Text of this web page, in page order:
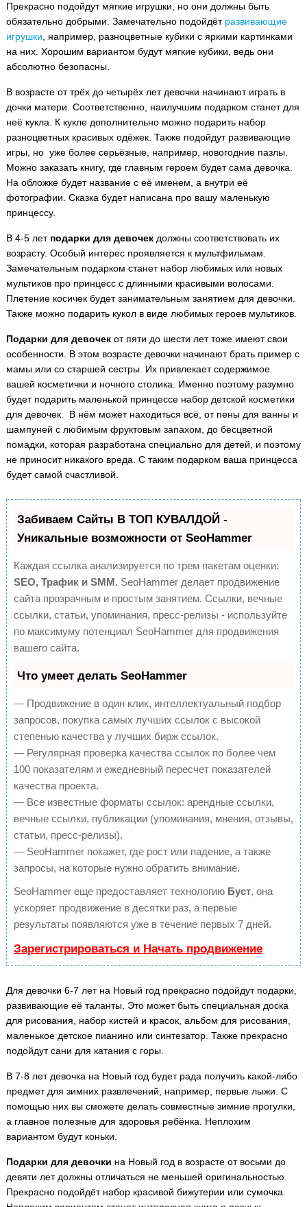
Прекрасно подойдут мягкие игрушки, но они должны быть
обязательно добрыми. Замечательно подойдёт развивающие
игрушки , например, разноцветные кубики с яркими картинками
на них. Хорошим вариантом будут мягкие кубики, ведь они
абсолютно безопасны.
В возрасте от трёх до четырёх лет девочки начинают играть в
дочки матери. Соответственно, наилучшим подарком станет для
неё кукла. К кукле дополнительно можно подарить набор
разноцветных красивых одёжек. Также подойдут развивающие
игры, но уже более серьёзные, например, новогодние пазлы.
Можно заказать книгу, где главным героем будет сама девочка.
На обложке будет название с её именем, а внутри её
фотографии. Сказка будет написана про вашу маленькую
принцессу.
В 4-5 лет подарки для девочекдолжны соответствовать их
возрасту. Особый интерес проявляется к мультфильмам.
Замечательным подарком станет набор любимых или новых
мультиков про принцесс с длинными красивыми волосами.
Плетение косичек будет занимательным занятием для девочки.
Также можно подарить кукол в виде любимых героев мультиков.
Подарки для девочекот пяти до шести лет тоже имеют свои
особенности. В этом возрасте девочки начинают брать пример с
мамы или со старшей сестры. Их привлекает содержимое
вашей косметички и ночного столика. Именно поэтому разумно
будет подарить маленькой принцессе набор детской косметики
для девочек. В нём может находиться всё, от пены для ванны и
шампуней с любимым фруктовым запахом, до бесцветной
помадки, которая разработана специально для детей, и поэтому
не приносит никакого вреда. С таким подарком ваша принцесса
будет самой счастливой.
Забиваем Сайты В ТОП КУВАЛДОЙ -
Уникальные возможности от SeoHammer
Каждая ссылка анализируется по трем пакетам оценки:
SEO, Трафик и SMM. SeoHammer делает продвижение
сайта прозрачным и простым занятием. Ссылки, вечные
ссылки, статьи, упоминания, пресс-релизы - используйте
по максимуму потенциал SeoHammer для продвижения
вашего сайта.
Что умеет делать SeoHammer
— Продвижение в один клик, интеллектуальный подбор
запросов, покупка самых лучших ссылок с высокой
степенью качества у лучших бирж ссылок.
— Регулярная проверка качества ссылок по более чем
100 показателям и ежедневный пересчет показателей
качества проекта.
— Все известные форматы ссылок: арендные ссылки,
вечные ссылки, публикации (упоминания, мнения, отзывы,
статьи, пресс-релизы).
— SeoHammer покажет, где рост или падение, а также
запросы, на которые нужно обратить внимание.
SeoHammer еще предоставляет технологию Буст, она
ускоряет продвижение в десятки раз, а первые
результаты появляются уже в течение первых 7 дней.
Зарегистрироваться и Начать продвижение
Для девочки 6-7 лет на Новый год прекрасно подойдут подарки,
развивающие её таланты. Это может быть специальная доска
для рисования, набор кистей и красок, альбом для рисования,
маленькое детское пианино или синтезатор. Также прекрасно
подойдут сани для катания с горы.
В 7-8 лет девочка на Новый год будет рада получить какой-либо
предмет для зимних развлечений, например, первые лыжи. С
помощью них вы сможете делать совместные зимние прогулки,
а главное полезные для здоровья ребёнка. Неплохим
вариантом будут коньки.
Подарки для девочки на Новый год в возрасте от восьми до
девяти лет должны отличаться не меньшей оригинальностью.
Прекрасно подойдёт набор красивой бижутерии или сумочка.